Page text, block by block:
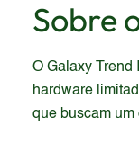
Sobre
O Galaxy Trend
hardware
que buscam